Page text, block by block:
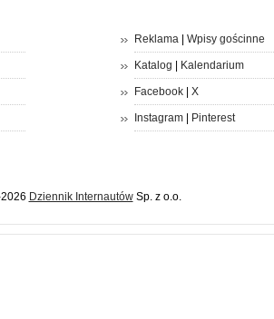
Reklama| Wpisy gościnne
Katalog Kalendarium
Facebook| X
Instagram| Pinterest
Dziennik InternautówSp. z o.o.